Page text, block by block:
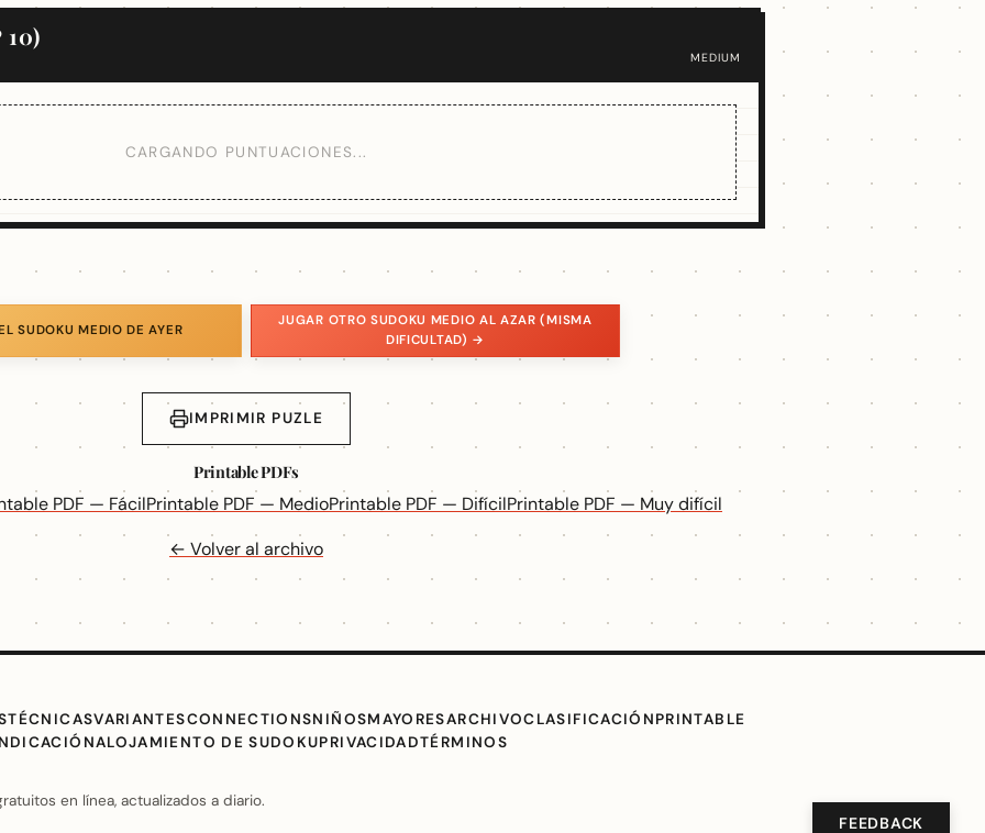
MEDIUM
CARGANDO PUNTUACIONES...
SUDOKU MEDIO DE AYER
JUGAR OTRO SUDOKU MEDIO AL AZAR (MISMA
DIFICULTAD) →
IMPRIMIR PUZLE
Printable PDFs
PDF — FácilPrintable PDF — MedioPrintable PDF — DifícilPrintable PDF — Muy difícil
← Volver al archivo
TÉCNICASVARIANTESCONNECTIONSNIÑOSMAYORESARCHIVOCLASIFICACIÓNPRINTABLE
ALOJAMIENTO DE SUDOKUPRIVACIDADTÉRMINOS
en línea, actualizados a diario.
FEEDBACK